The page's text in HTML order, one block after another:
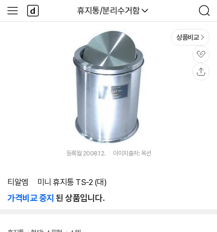
다나와
휴지통/분리수거함
검
색
사
이
다
나
와
상품비교
관
심
등록월 2008.12. 이미지출처: 옥션
티알엠 ㅤ미니 휴지통 TS-2 (대)
가격비교 중지 된 상품입니다.